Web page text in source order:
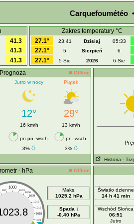
Carquefoumétéo
41.3
41.3
41.3
Zakres temperatury °C
27.1°
23:41 Dzisiaj 05:33
27.1°
5 Sierpień 6
27.1°
5 Sie 2026 6 Sie
Prognoza
Offline
Jutro w nocy Piątek
12° 29°
16 km/h 13 km/h
pn.pn.-wsch.
pn.-wsch.
3%
3%
Historia -
- hPa Offline
1000
997 1003
1006
1009
1012
1015
1018
1021
Maks.
1025.2 hPa
Spada ↓
-0.40 hPa
Światło dzienne
14 h 41 min
Wschód Słońca
06:51
Jutro